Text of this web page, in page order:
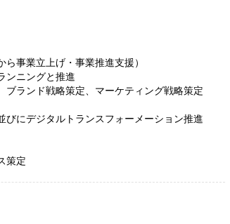
事業立上げ・事業推進支援）
ンニングと推進
ブランド戦略策定、マーケティング戦略策定
びにデジタルトランスフォーメーション推進
策定